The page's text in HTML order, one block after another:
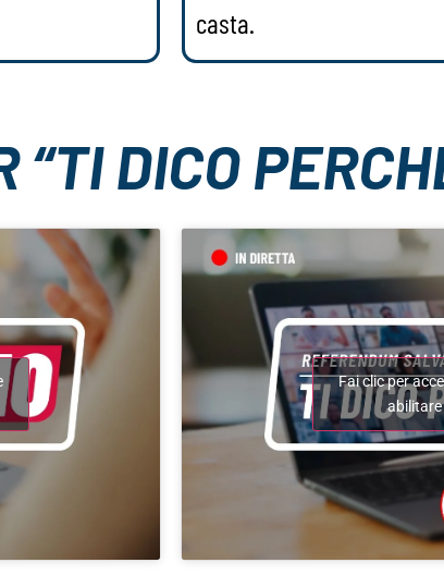
casta.
“TI DICO
Fai clic per